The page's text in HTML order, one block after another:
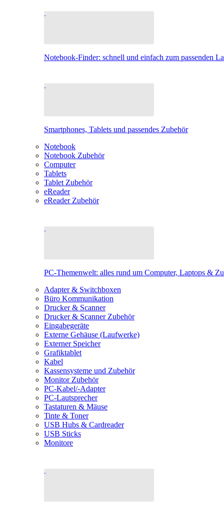
Notebook-Finder: schnell und einfach zum passenden
Smartphones, Tablets und passendes Zubehör
Notebook
Notebook Zubehör
Computer
Tablets
Tablet Zubehör
eReader
eReader Zubehör
PC-Themenwelt: alles rund um Computer, Laptops &
Adapter & Switchboxen
Büro Kommunikation
Drucker & Scanner
Drucker & Scanner Zubehör
Eingabegeräte
Externe Gehäuse (Laufwerke)
Externer Speicher
Grafiktablet
Kabel
Kassensysteme und Zubehör
Monitor Zubehör
PC-Kabel/-Adapter
PC-Lautsprecher
Tastaturen & Mäuse
Tinte & Toner
USB Hubs & Cardreader
USB Sticks
Monitore